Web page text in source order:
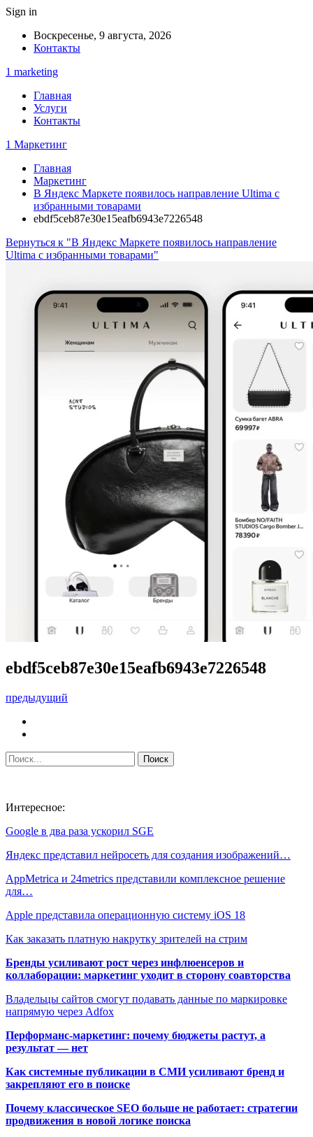
Sign in
Воскресенье, 9 августа, 2026
Контакты
1 marketing
Главная
Услуги
Контакты
1 Маркетинг
Главная
Маркетинг
В Яндекс Маркете появилось направление Ultima с
избранными товарами
ebdf5ceb87e30e15eafb6943e7226548
Вернуться к "В Яндекс Маркете появилось направление
Ultima с избранными товарами"
ebdf5ceb87e30e15eafb6943e7226548
предыдущий
Интересное:
Google в два раза ускорил SGE
Яндекс представил нейросеть для создания изображений…
AppMetrica и 24metrics представили комплексное решение
для…
Apple представила операционную систему iOS 18
Как заказать платную накрутку зрителей на стрим
Бренды усиливают рост через инфлюенсеров и
коллаборации: маркетинг уходит в сторону соавторства
Владельцы сайтов смогут подавать данные по маркировке
напрямую через Adfox
Перформанс-маркетинг: почему бюджеты растут, а
результат — нет
Как системные публикации в СМИ усиливают бренд и
закрепляют его в поиске
Почему классическое SEO больше не работает: стратегии
продвижения в новой логике поиска